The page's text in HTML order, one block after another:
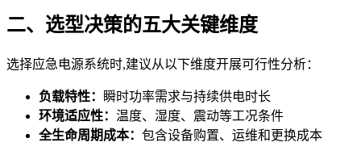
二、选型决策的五大关键维度
选择应急电源系统时,建议从以下维度开展可行性分析：
负载特性：
瞬时功率需求与持续供电时长
环境适应性： 温度、湿度、震动等工况条件
全生命周期成本： 包含设备购置、运维和更换成本